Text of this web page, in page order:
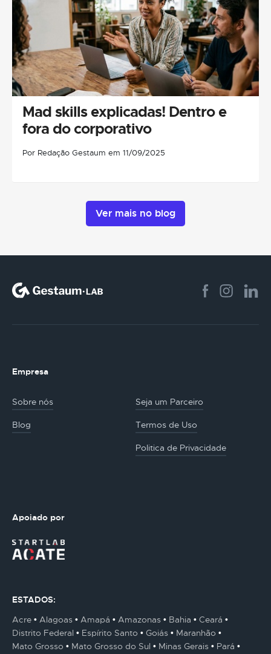
Mad skills explicadas! Dentro e
fora do corporativo
Por Redação Gestaum em 11/09/2025
Ver mais no blog
Empresa
Sobre nós Seja um Parceiro
Blog Termos de Uso
Politica de Privacidade
Apoiado por
ESTADOS:
Acre
Alagoas Amapá Amazonas Bahia
Ceará
Distrito Federal
Espírito Santo Goiás
Maranhão
Mato Grosso
Mato Grosso do Sul Minas Gerais
Pará